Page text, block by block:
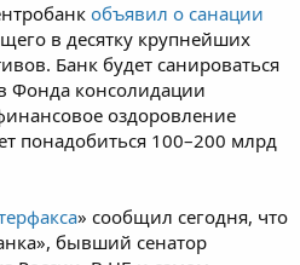
объявил о санации
в десятку крупнейших
Банк будет санироваться
Фонда консолидации
оздоровление
понадобиться 100–200 млрд
» сообщил сегодня, что
бывший сенатор